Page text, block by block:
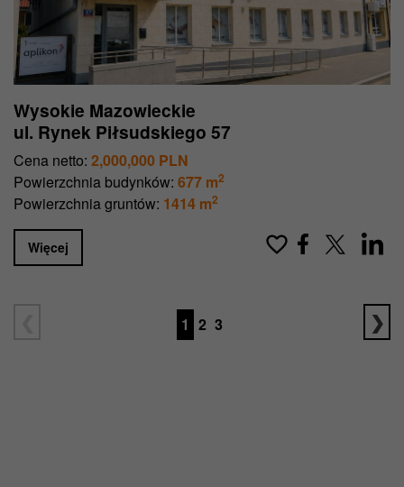
Wysokie Mazowieckie
ul. Rynek Piłsudskiego 57
Cena netto: 2,000,000 PLN
Powierzchnia budynków: 677 m2
Powierzchnia gruntów: 1414 m2
Więcej
1 2 3